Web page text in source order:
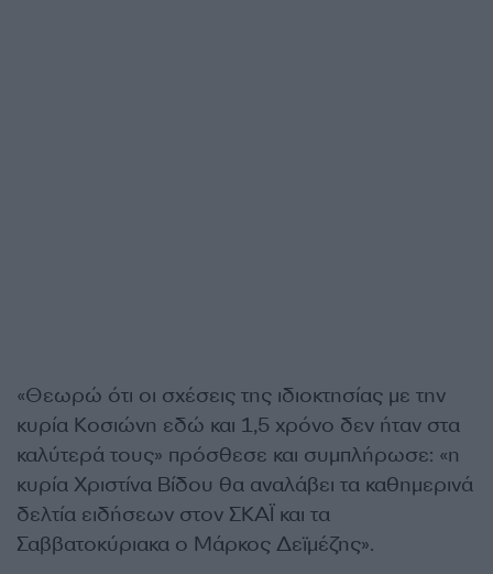
«Θεωρώ ότι οι σχέσεις της ιδιοκτησίας με την
κυρία Κοσιώνη εδώ και 1,5 χρόνο δεν ήταν στα
καλύτερά τους» πρόσθεσε και συμπλήρωσε: «η
κυρία Χριστίνα Βίδου θα αναλάβει τα καθημερινά
δελτία ειδήσεων στον ΣΚΑΪ και τα
Σαββατοκύριακα ο Μάρκος Δεϊμέζης».